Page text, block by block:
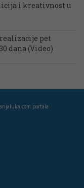
i kreativnost u
pet
dana (Video)
portala